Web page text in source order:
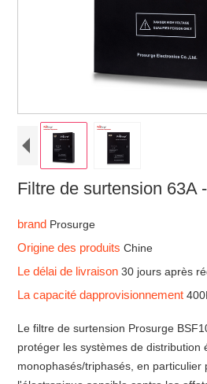
Filtre de surtension 63A
brand Prosurge
Origine des produitsChine
Le délai de livraison30 jours après
La capacité dapprovisionnement
Le filtre de surtension Prosurge
protéger les systèmes de distribution
monophasés/triphasés, en particulier